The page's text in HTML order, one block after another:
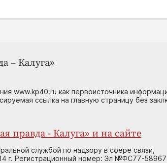
– Калуга»
www.kp40.ru как первоисточника
ссылка на главную страницу без
правда - Калуга» и на сайте
службой по надзору в сфере связи,
г. Регистрационный номер: Эл №ФС77-58967